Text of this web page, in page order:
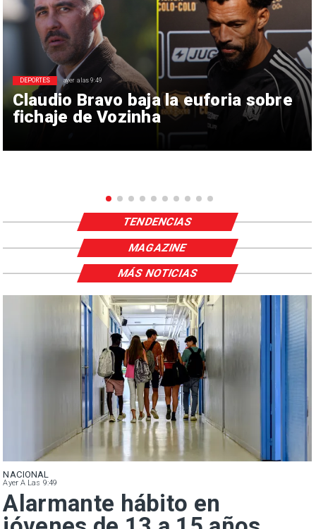
Claudio Bravo baja la euforia sobre
fichaje de Vozinha
DEPORTES ayer a las 9:49
TENDENCIAS
MAGAZINE
NACIONAL
Ayer A Las 9:49
Alarmante hábito en
MÁS NOTICIAS